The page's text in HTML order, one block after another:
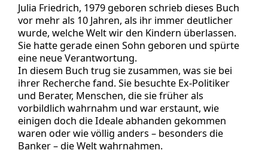
Julia Friedrich, 1979 geboren schrieb dieses Buch
vor mehr als 10 Jahren, als ihr immer deutlicher
wurde, welche Welt wir den Kindern überlassen.
Sie hatte gerade einen Sohn geboren und spürte
eine neue Verantwortung.
In diesem Buch trug sie zusammen, was sie bei
ihrer Recherche fand. Sie besuchte Ex-Politiker
und Berater, Menschen, die sie früher als
vorbildlich wahrnahm und war erstaunt, wie
einigen doch die Ideale abhanden gekommen
waren oder wie völlig anders – besonders die
Banker – die Welt wahrnahmen.